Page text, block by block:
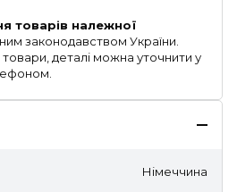
товарів належної
законодавством України.
товари, деталі можна уточнити у
Німеччина